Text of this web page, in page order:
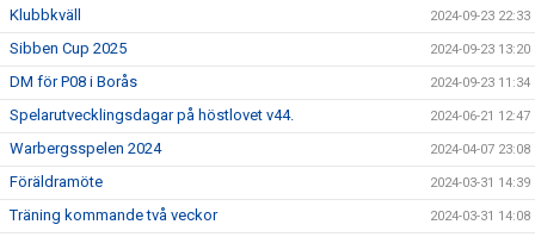
Klubbkväll 2024-09-23 22:33
Sibben Cup 2025 2024-09-23 13:20
DM för P08 i Borås 2024-09-23 11:34
Spelarutvecklingsdagar på höstlovet v44. 2024-06-21 12:47
Warbergsspelen 2024 2024-04-07 23:08
Föräldramöte 2024-03-31 14:39
Träning kommande två veckor 2024-03-31 14:08